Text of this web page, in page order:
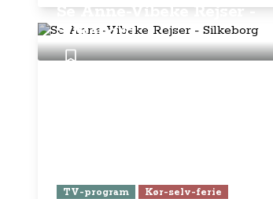
Se Anne-Vibeke Rejser -
Silkeborg
TV-program Kør-selv-ferie